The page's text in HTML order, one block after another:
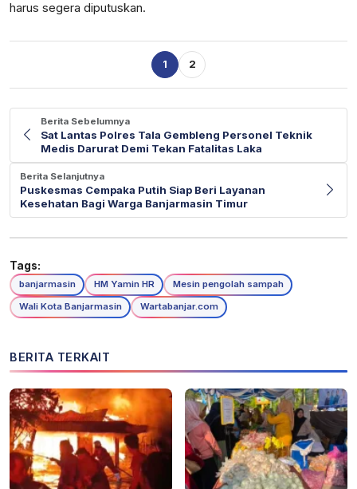
harus segera diputuskan.
1 2
Berita Sebelumnya
Sat Lantas Polres Tala Gembleng Personel Teknik
Medis Darurat Demi Tekan Fatalitas Laka
Berita Selanjutnya
Puskesmas Cempaka Putih Siap Beri Layanan
Kesehatan Bagi Warga Banjarmasin Timur
Tags:
banjarmasin HM Yamin HR
Mesin pengolah sampah
Wali Kota Banjarmasin
Wartabanjar.com
BERITA TERKAIT